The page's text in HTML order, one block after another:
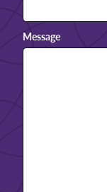
Message